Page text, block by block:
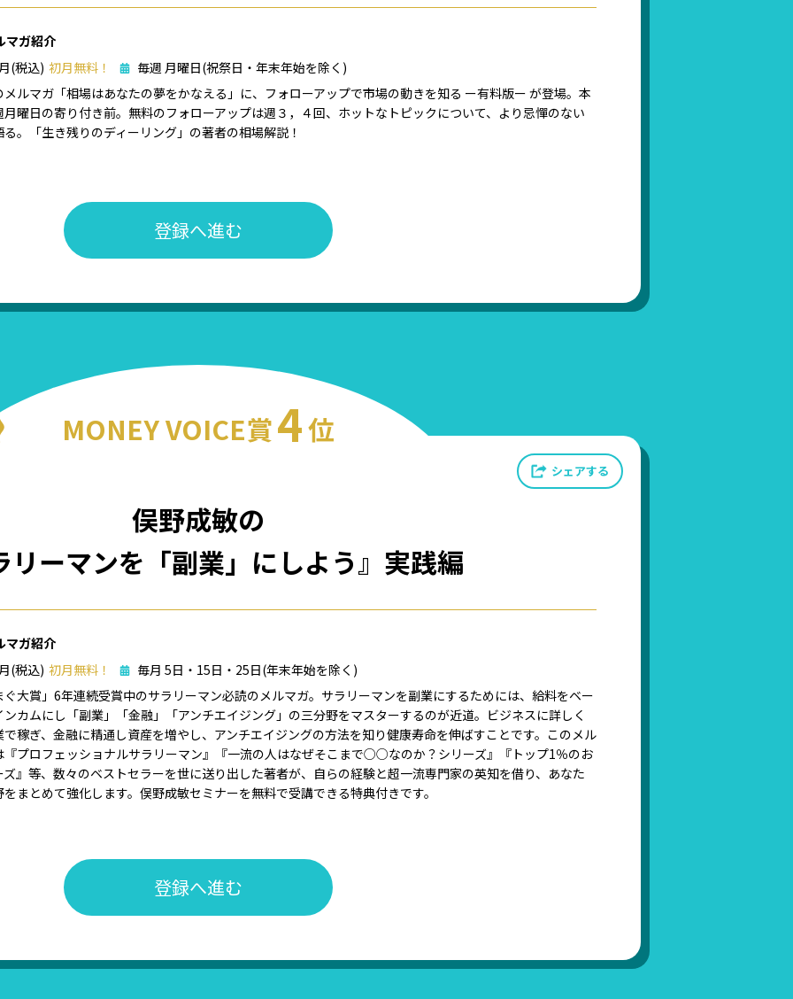
マガ紹介
(税込) 初月無料！
毎週 月曜日(祝祭日・年末年始を除く)
メルマガ「相場はあなたの夢をかなえる」に、フォローアップで市場の動きを知る ー有料版ー が登場。本
月曜日の寄り付き前。無料のフォローアップは週３，４回、ホットなトピックについて、より忌憚のない
。「生き残りのディーリング」の著者の相場解説！
登録へ進む
MONEY VOICE賞4位
俣野成敏の
リーマンを「副業」にしよう』実践編
マガ紹介
(税込) 初月無料！
毎月 5日・15日・25日(年末年始を除く)
ぐ大賞」6年連続受賞中のサラリーマン必読のメルマガ。サラリーマンを副業にするためには、給料をベー
ンカムにし「副業」「金融」「アンチエイジング」の三分野をマスターするのが近道。ビジネスに詳しく
で稼ぎ、金融に精通し資産を増やし、アンチエイジングの方法を知り健康寿命を伸ばすことです。このメル
『プロフェッショナルサラリーマン』『一流の人はなぜそこまで○○なのか？シリーズ』『トップ1％のお
ズ』等、数々のベストセラーを世に送り出した著者が、自らの経験と超一流専門家の英知を借り、あなた
まとめて強化します。俣野成敏セミナーを無料で受講できる特典付きです。
シェアする
登録へ進む